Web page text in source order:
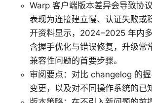
Warp 客户端版本差异会导致协
表现为连接建立慢、认证失败或
开资料显示，2024–2025 年内
含握手优化与错误修复，升级常
兼容性问题的首要步骤。
审阅要点：对比 changelog 的
变更，以及对不同操作系统的已